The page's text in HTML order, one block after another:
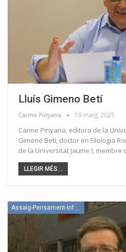
Lluís Gimeno Betí
Carme Pinyana 19 maig, 2025
Carme Pinyana, editora de la
Gimeno Betí, doctor en Filologia
de la Universitat Jaume I, membre
LLEGIR MÉS...
Assaig-Pensament-Informació